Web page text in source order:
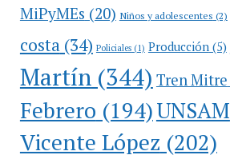
MiPyMEs (20) Niños y adolescentes (2)
costa(34) Policiales(1) Producción(5)
Martín(344) Tren Mitre
Febrero (194)UNSAM
Vicente López (202)